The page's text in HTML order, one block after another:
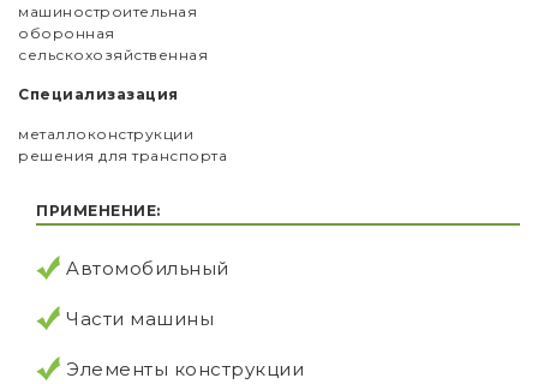
машиностроительная
оборонная
сельскохозяйственная
Специализазация
металлоконструкции
решения для транспорта
ПРИМЕНЕНИЕ:
Aвтомобильный
Части машины
Элементы конструкции